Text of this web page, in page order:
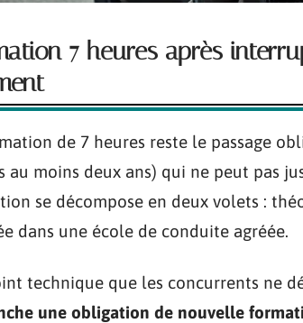
7 heures après
de 7 heures reste le passage
au moins deux ans) qui ne peut pas
se décompose en deux volets :
dans une école de conduite agréée.
technique que les concurrents ne
une obligation de nouvelle